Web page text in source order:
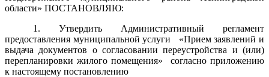
области» ПОСТАНОВЛЯЮ:
1. Утвердить Административный регламент
предоставления муниципальной услуги «Прием заявлений и
выдача документов о согласовании переустройства и (или)
перепланировки жилого помещения» согласно приложению
к настоящему постановлению